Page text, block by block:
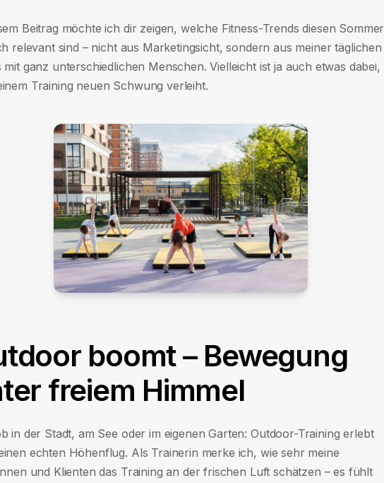
Beitrag möchte ich dir zeigen, welche Fitness-Trends diesen Sommer
relevant sind – nicht aus Marketingsicht, sondern aus meiner täglichen
mit ganz unterschiedlichen Menschen. Vielleicht ist ja auch etwas dabei,
Training neuen Schwung verleiht.
boomt – Bewegung
freiem Himmel
in der Stadt, am See oder im eigenen Garten: Outdoor-Training erlebt
echten Höhenflug. Als Trainerin merke ich, wie sehr meine
und Klienten das Training an der frischen Luft schätzen – es fühlt